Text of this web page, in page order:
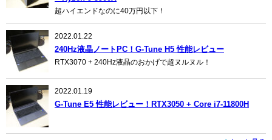
超ハイエンドなのに40万円以下！
2022.01.22
240Hz液晶ノートPC！G-Tune H5 性能レビュー
RTX3070 + 240Hz液晶のおかげで超ヌルヌル！
2022.01.19
G-Tune E5 性能レビュー！RTX3050 + Core i7-11800H